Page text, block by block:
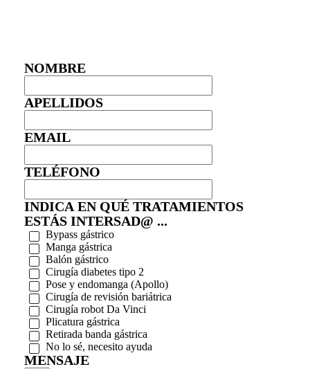
NOMBRE
APELLIDOS
EMAIL
TELÉFONO
INDICA EN QUÉ TRATAMIENTOS
ESTÁS INTERSAD@ ...
Bypass gástrico
Manga gástrica
Balón gástrico
Cirugía diabetes tipo 2
Pose y endomanga (Apollo)
Cirugía de revisión bariátrica
Cirugía robot Da Vinci
Plicatura gástrica
Retirada banda gástrica
No lo sé, necesito ayuda
MENSAJE